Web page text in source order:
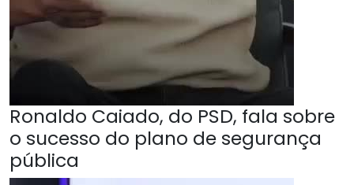
Ronaldo Caiado, do PSD, fala sobre
o sucesso do plano de segurança
pública